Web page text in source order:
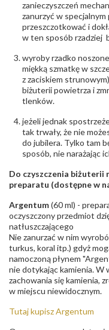
ostrzeżenia:
zanieczyszczeń
zanurzyć w specjalnym
przeszczotkować i
w ten sposób rzadziej
wyroby rzadko
miękką szmatkę w
z zaciskiem
biżuterii powietrza i
tlenków.
jeżeli jednak
tak trwały, że nie
do jubilera. Tylko tam
sposób, nie narażając
Do czyszczenia biżuterii
preparatu (dostępne w
Argentum(60 ml) -
oczyszczony przedmiot
natłuszczającego
Nie zanurzać w nim
turkus, koral itp.) gdyż
namoczoną płynem
nie dotykając kamienia. W
zachowania się kamienia,
w miejscu niewidocznym.
Tutaj kupisz Argentum